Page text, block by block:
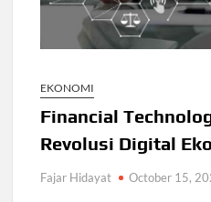
EKONOMI
Financial
Revolusi Digital
Fajar Hidayat October 15,